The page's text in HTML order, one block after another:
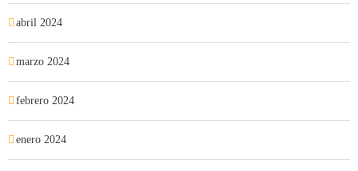
abril 2024
marzo 2024
febrero 2024
enero 2024